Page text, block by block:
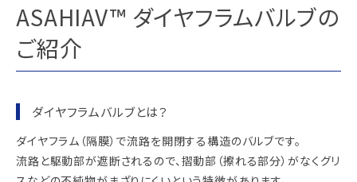
ASAHIAV™ ダイヤフラムバルブの
ご紹介
ダイヤフラムバルブとは？
ダイヤフラム（隔膜）で流路を開閉する構造のバルブです。
流路と駆動部が遮断されるので、摺動部（擦れる部分）がなくグリ